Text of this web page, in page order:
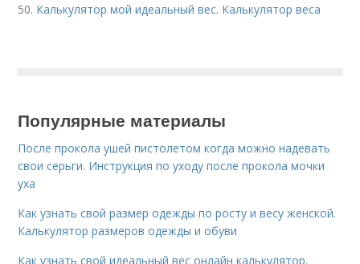
50. Калькулятор мой идеальный вес. Калькулятор веса
Популярные материалы
После прокола ушей пистолетом когда можно надевать
свои серьги. Инструкция по уходу после прокола мочки
уха
Как узнать свой размер одежды по росту и весу женской.
Калькулятор размеров одежды и обуви
Как узнать свой идеальный вес онлайн калькулятор.